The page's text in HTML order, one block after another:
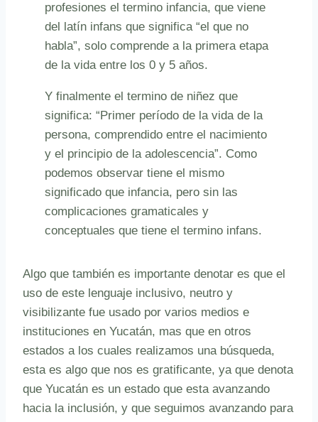
profesiones el termino infancia, que viene
del latín infans que significa “el que no
habla”, solo comprende a la primera etapa
de la vida entre los 0 y 5 años.
Y finalmente el termino de niñez que
significa: “Primer período de la vida de la
persona, comprendido entre el nacimiento
y el principio de la adolescencia”. Como
podemos observar tiene el mismo
significado que infancia, pero sin las
complicaciones gramaticales y
conceptuales que tiene el termino infans.
Algo que también es importante denotar es que el
uso de este lenguaje inclusivo, neutro y
visibilizante fue usado por varios medios e
instituciones en Yucatán, mas que en otros
estados a los cuales realizamos una búsqueda,
esta es algo que nos es gratificante, ya que denota
que Yucatán es un estado que esta avanzando
hacia la inclusión, y que seguimos avanzando para